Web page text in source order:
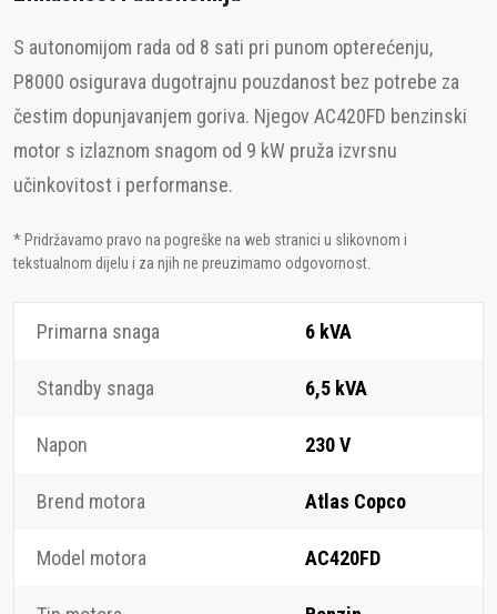
S autonomijom rada od 8 sati pri punom opterećenju,
P8000 osigurava dugotrajnu pouzdanost bez potrebe za
čestim dopunjavanjem goriva. Njegov AC420FD benzinski
motor s izlaznom snagom od 9 kW pruža izvrsnu
učinkovitost i performanse.
* Pridržavamo pravo na pogreške na web stranici u slikovnom i
tekstualnom dijelu i za njih ne preuzimamo odgovornost.
Primarna snaga 6 kVA
Standby snaga 6,5 kVA
Napon 230 V
Brend motora Atlas Copco
Model motora AC420FD